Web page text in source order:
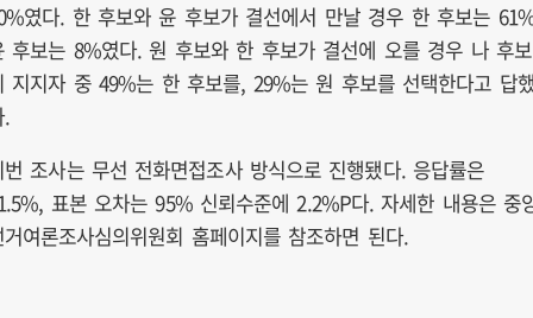
였다. 한 후보와 윤 후보가 결선에서 만날 경우 한 후보는
후보는 8%였다. 원 후보와 한 후보가 결선에 오를 경우 나 후보
지지자 중 49%는 한 후보를, 29%는 원 후보를 선택한다고 답
.
번 조사는 무선 전화면접조사 방식으로 진행됐다. 응답률은
표본 오차는 95% 신뢰수준에 2.2%P다. 자세한 내용은 중
여론조사심의위원회 홈페이지를 참조하면 된다.